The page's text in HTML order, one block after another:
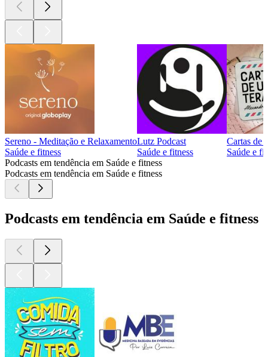
Sereno - Meditação e Relaxamento
Saúde e fitness
Lutz Podcast
Saúde e fitness
Cartas de
Saúde e
Podcasts em tendência em Saúde e fitness
Podcasts em tendência em Saúde e fitness
Podcasts em tendência em Saúde e fitness